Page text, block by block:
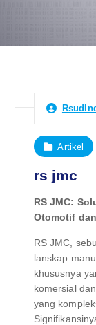
Artikel
rs jmc
RS JMC:
Otomotif
RS JMC,
lanskap
khususnya
komersial
yang